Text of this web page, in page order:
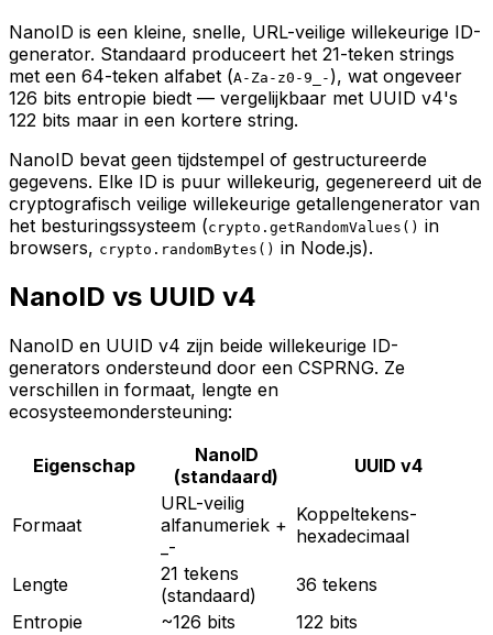
NanoID is een kleine, snelle, URL-veilige willekeurige ID-
generator. Standaard produceert het 21-teken strings
met een 64-teken alfabet (A-Za-z0-9_- ), wat ongeveer
126 bits entropie biedt — vergelijkbaar met UUID v4's
122 bits maar in een kortere string.
NanoID bevat geen tijdstempel of gestructureerde
gegevens. Elke ID is puur willekeurig, gegenereerd uit de
cryptografisch veilige willekeurige getallengenerator van
het besturingssysteem (crypto.getRandomValues() in
browsers, crypto.randomBytes() in Node.js).
NanoID vs UUID v4
NanoID en UUID v4 zijn beide willekeurige ID-
generators ondersteund door een CSPRNG. Ze
verschillen in formaat, lengte en
ecosysteemondersteuning:
Eigenschap
NanoID
(standaard)
UUID v4
Formaat
URL-veilig
alfanumeriek +
_-
Koppeltekens-
hexadecimaal
Lengte
21 tekens
(standaard)
36 tekens
Entropie
~126 bits 122 bits